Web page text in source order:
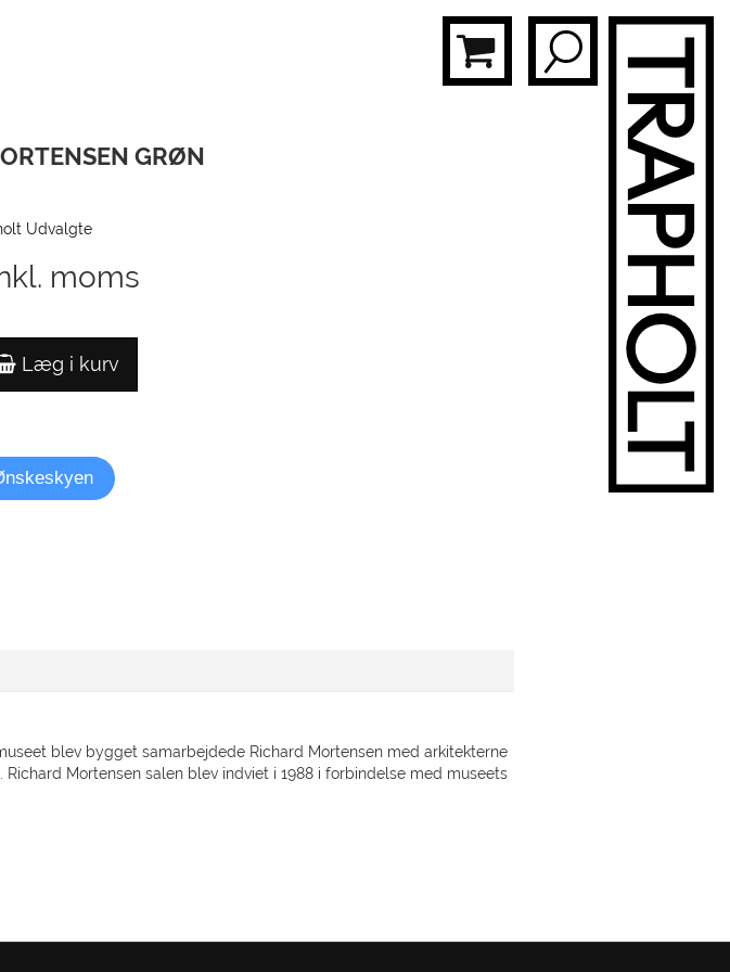
GRØN
Udvalgte
moms
Læg i kurv
blev bygget samarbejdede Richard Mortensen med arkitekterne
Mortensen salen blev indviet i 1988 i forbindelse med museets